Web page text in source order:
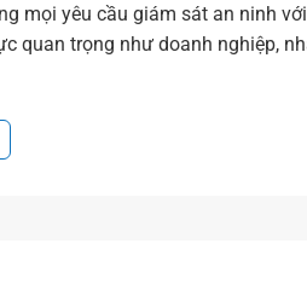
mọi yêu cầu giám sát an ninh
quan trọng như doanh nghiệp,